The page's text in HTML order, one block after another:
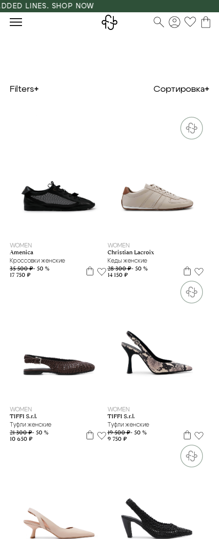
LINES. SHOP NOW
Filters Сортировка
WOMEN
Amenica
Кроссовки женские
35 500 ₽- 50 %
17 750 ₽
WOMEN
Christian Lacroix
Кеды женские
28 300 ₽- 50 %
14 150 ₽
WOMEN
TIFFI S.r.l.
Туфли женские
21 300 ₽- 50 %
10 650 ₽
WOMEN
TIFFI S.r.l.
Туфли женские
19 500 ₽- 50 %
9 750 ₽